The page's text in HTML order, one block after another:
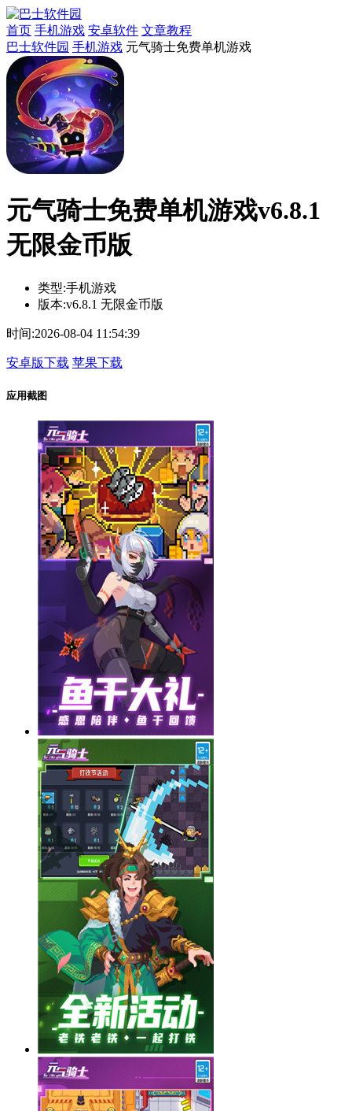
首页 手机游戏 安卓软件 文章教程
巴士软件园 手机游戏 元气骑士免费单机游戏
元气骑士免费单机游戏v6.8.1
无限金币版
类型:手机游戏
版本:v6.8.1 无限金币版
时间:2026-08-04 11:54:39
安卓版下载 苹果下载
应用截图